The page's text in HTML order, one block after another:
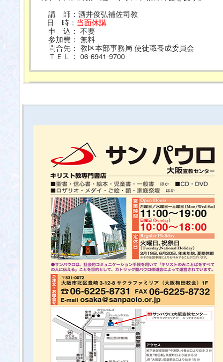
講 師：酒井俊弘補佐司教
日 時： 当面休講
申 込： 不要
参加費： 無料
問合先： 教区本部事務局 使徒職養成委員会
ＴＥＬ： 06-6941-9700